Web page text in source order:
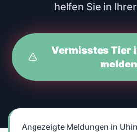
helfen Sie in
Vermisstes Tier
melden
Angezeigte Meldungen in